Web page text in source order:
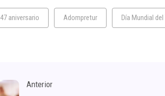
47 aniversario Adompretur Día Mundial
Anterior